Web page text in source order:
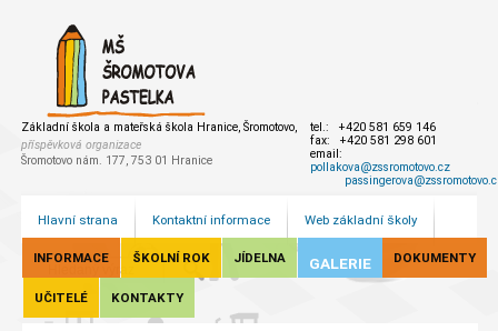
Základní škola a mateřská škola Hranice, Šromotovo,
příspěvková organizace
Šromotovo nám. 177, 753 01 Hranice
tel.: +420 581 659 146
fax: +420 581 298 601
email:
pollakova@zssromotovo.cz
Hlavní strana Kontaktní informace Web základní školy
INFORMACE ŠKOLNÍ ROK JÍDELNA GALERIE DOKUMENTY
UČITELÉ KONTAKTY